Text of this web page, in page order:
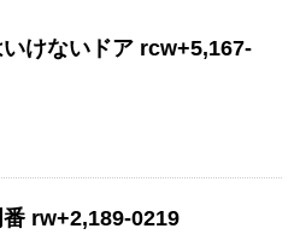
いけないドア rcw+5,167-
rw+2,189-0219